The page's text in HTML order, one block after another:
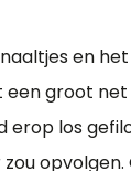
en
een groot
erop los